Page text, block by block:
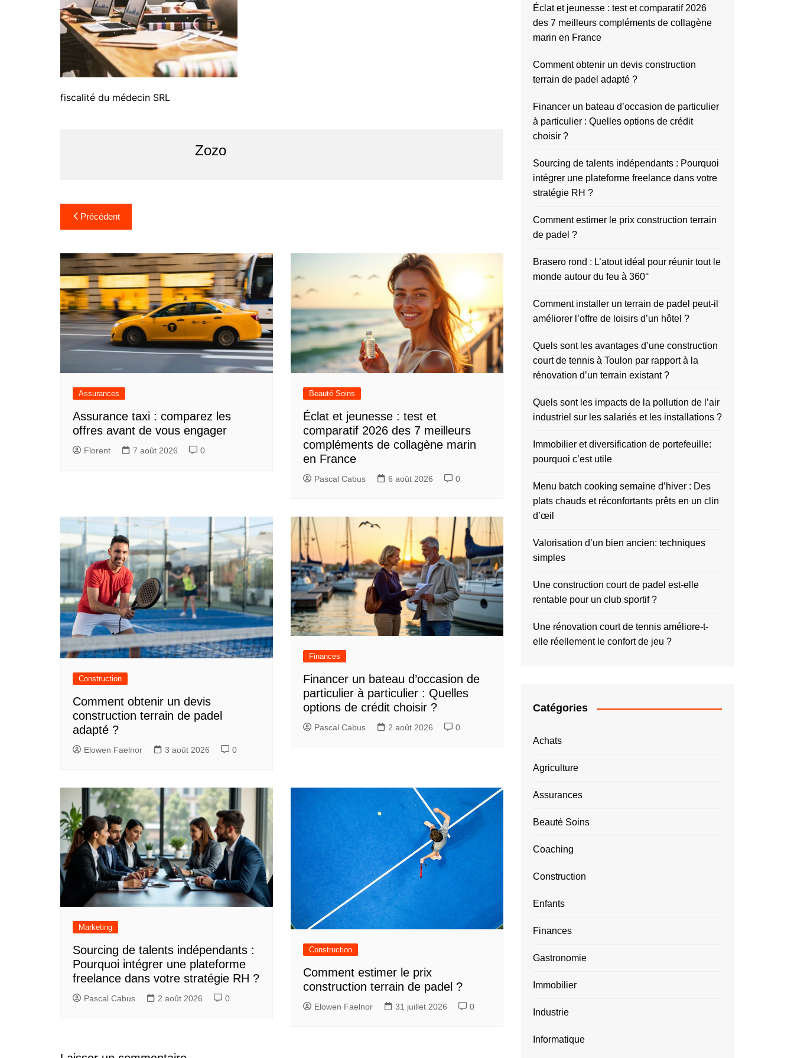
fiscalité du médecin SRL
Zozo
Navigation
de
l’article
Précédent
Assurances
Assurance taxi : comparez les
offres avant de vous engager
Florent 7 août 2026 0
Beauté Soins
Éclat et jeunesse : test et
comparatif 2026 des 7 meilleurs
compléments de collagène marin
en France
Pascal Cabus 6 août 2026 0
Construction
Comment obtenir un devis
construction terrain de padel
adapté ?
Elowen Faelnor 3 août 2026 0
Finances
Financer un bateau d’occasion de
particulier à particulier : Quelles
options de crédit choisir ?
Pascal Cabus 2 août 2026 0
Marketing
Sourcing de talents indépendants :
Pourquoi intégrer une plateforme
freelance dans votre stratégie RH ?
Pascal Cabus 2 août 2026 0
Construction
Comment estimer le prix
construction terrain de padel ?
Elowen Faelnor 31 juillet 2026 0
Éclat et jeunesse : test et comparatif 2026
des 7 meilleurs compléments de collagène
marin en France
Comment obtenir un devis construction
terrain de padel adapté ?
Financer un bateau d’occasion de particulier
à particulier : Quelles options de crédit
choisir ?
Sourcing de talents indépendants : Pourquoi
intégrer une plateforme freelance dans votre
stratégie RH ?
Comment estimer le prix construction terrain
de padel ?
Brasero rond : L’atout idéal pour réunir tout le
monde autour du feu à 360°
Comment installer un terrain de padel peut-il
améliorer l’offre de loisirs d’un hôtel ?
Quels sont les avantages d’une construction
court de tennis à Toulon par rapport à la
rénovation d’un terrain existant ?
Quels sont les impacts de la pollution de l’air
industriel sur les salariés et les installations ?
Immobilier et diversification de portefeuille:
pourquoi c’est utile
Menu batch cooking semaine d’hiver : Des
plats chauds et réconfortants prêts en un clin
d’œil
Valorisation d’un bien ancien: techniques
simples
Une construction court de padel est-elle
rentable pour un club sportif ?
Une rénovation court de tennis améliore-t-
elle réellement le confort de jeu ?
Catégories
Achats
Agriculture
Assurances
Beauté Soins
Coaching
Construction
Enfants
Finances
Gastronomie
Immobilier
Industrie
Informatique